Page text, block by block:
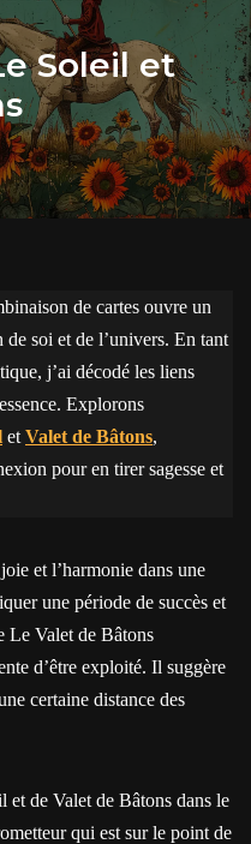
Soleil et
de cartes ouvre un
soi et de l’univers. En tant
j’ai décodé les liens
Explorons
et Valet de Bâtons,
pour en tirer sagesse et
et l’harmonie dans une
une période de succès et
Le Valet de Bâtons
d’être exploité. Il suggère
certaine distance des
de Valet de Bâtons dans le
qui est sur le point de